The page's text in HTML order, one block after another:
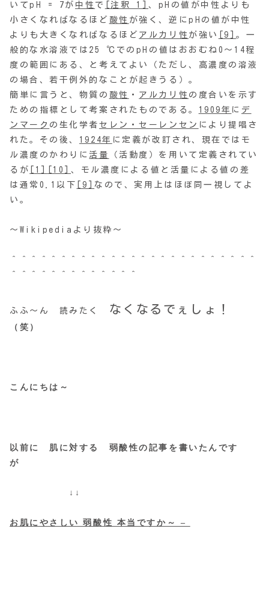
いてpH = 7が 中性 で [注釈 1]、pHの値が中性よりも
小さくなればなるほど 酸性 が強く、逆にpHの値が中性
よりも大きくなればなるほど アルカリ性 が強い [9]。一
般的な水溶液では25 ℃でのpHの値はおおむね0～14程
度の範囲にある、と考えてよい（ただし、高濃度の溶液
の場合、若干例外的なことが起きうる）。
簡単に言うと、物質の 酸性 ・ アルカリ性 の度合いを示す
ための指標として考案されたものである。 1909年 に デ
ンマーク の生化学者セレン・セーレンセン により提唱さ
れた。その後、 1924年 に定義が改訂され、現在ではモ
ル濃度のかわりに 活量
（活動度）を用いて定義されてい
るが
[1] [10]、モル濃度による値と活量による値の差
は通常0.1以下
[9]なので、実用上はほぼ同一視してよ
い。
～Wikipediaより抜粋～
＾＾＾＾＾＾＾＾＾＾＾＾＾＾＾＾＾＾＾＾＾＾＾＾＾
＾＾＾＾＾＾＾＾＾＾＾＾＾
ふふ～ん 読みたく なくなるでぇしょ！
（笑）
こんにちは～
以前に 肌に対する 弱酸性の記事を書いたんです
が
↓↓
お肌にやさしい 弱酸性 本当ですか～ –